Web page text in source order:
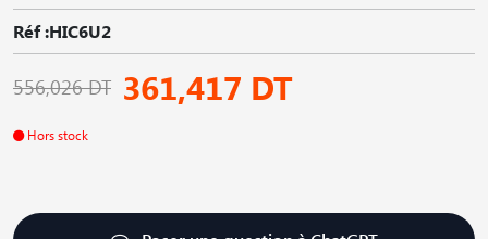
Réf :HIC6U2
556,026 DT 361,417 DT
Hors stock